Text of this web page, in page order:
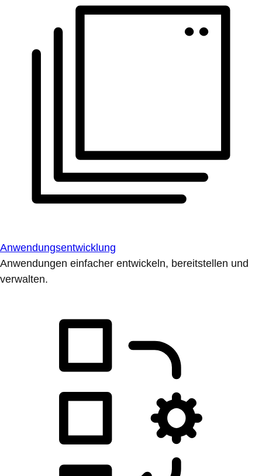
Anwendungsentwicklung
Anwendungen einfacher entwickeln, bereitstellen und
verwalten.